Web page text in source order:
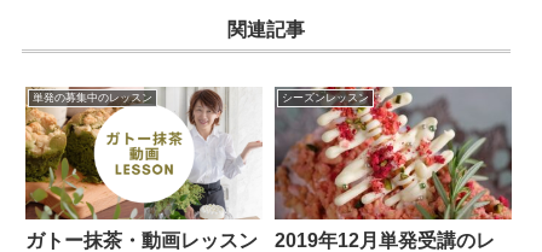
関連記事
単発の募集中のレッスン
ガトー抹茶・動画レッスン
シーズンレッスン
2019年12月単発受講のレ